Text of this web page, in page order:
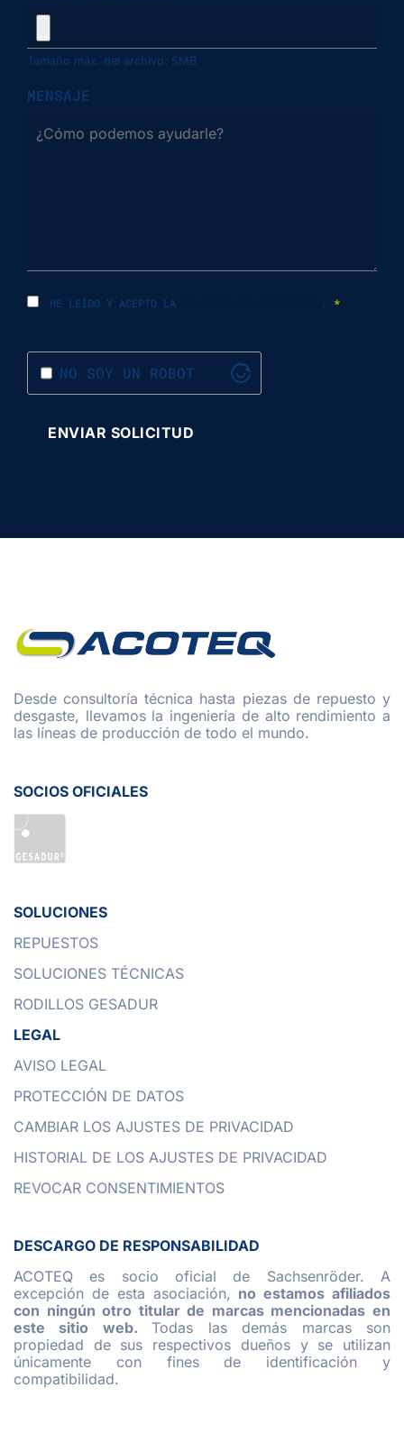
Tamaño máx. del archivo: 5MB
MENSAJE
HE LEÍDO Y ACEPTO LA . *
NO SOY UN ROBOT
Desde consultoría técnica hasta piezas de repuesto y
desgaste, llevamos la ingeniería de alto rendimiento a
las líneas de producción de todo el mundo.
SOCIOS OFICIALES
SOLUCIONES
REPUESTOS
SOLUCIONES TÉCNICAS
RODILLOS GESADUR
LEGAL
AVISO LEGAL
PROTECCIÓN DE DATOS
CAMBIAR LOS AJUSTES DE PRIVACIDAD
HISTORIAL DE LOS AJUSTES DE PRIVACIDAD
REVOCAR CONSENTIMIENTOS
DESCARGO DE RESPONSABILIDAD
ACOTEQ es socio oficial de Sachsenröder. A
excepción de esta asociación, no estamos afiliados
con ningún otro titular de marcas mencionadas en
este sitio web. Todas las demás marcas son
propiedad de sus respectivos dueños y se utilizan
únicamente con fines de identificación y
compatibilidad.